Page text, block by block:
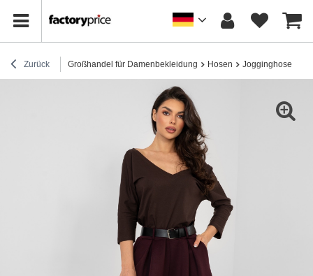
Zurück Großhandel für Damenbekleidung Hosen Jogginghose